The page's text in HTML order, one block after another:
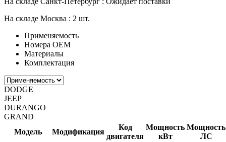
На складе Москва : 2 шт.
Применяемость
Номера ОЕМ
Материалы
Комплектация
DODGE
JEEP
DURANGO
GRAND
Модель
Модификация
Код
двигателя
Мощность
кВт
Мощность
ЛС